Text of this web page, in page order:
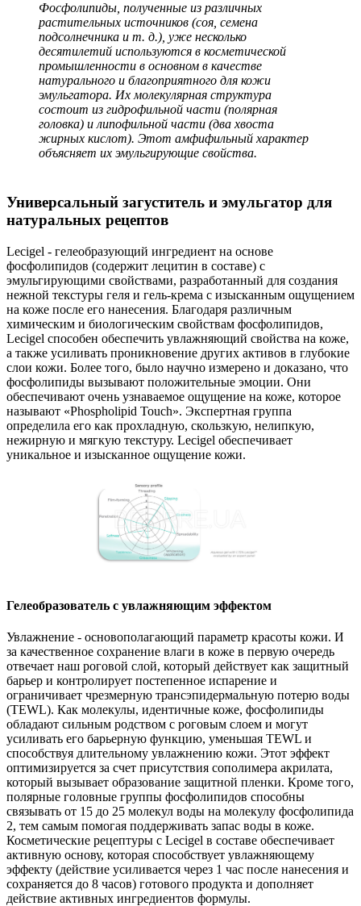
Фосфолипиды, полученные из различных
растительных источников (соя, семена
подсолнечника и т. д.), уже несколько
десятилетий используются в косметической
промышленности в основном в качестве
натурального и благоприятного для кожи
эмульгатора. Их молекулярная структура
состоит из гидрофильной части (полярная
головка) и липофильной части (два хвоста
жирных кислот). Этот амфифильный характер
объясняет их эмульгирующие свойства.
Универсальный загуститель и эмульгатор для
натуральных рецептов
Lecigel - гелеобразующий ингредиент на основе
фосфолипидов (содержит лецитин в составе) с
эмульгирующими свойствами, разработанный для создания
нежной текстуры геля и гель-крема с изысканным ощущением
на коже после его нанесения. Благодаря различным
химическим и биологическим свойствам фосфолипидов,
Lecigel способен обеспечить увлажняющий свойства на коже,
а также усиливать проникновение других активов в глубокие
слои кожи. Более того, было научно измерено и доказано, что
фосфолипиды вызывают положительные эмоции. Они
обеспечивают очень узнаваемое ощущение на коже, которое
называют «Phospholipid Touch». Экспертная группа
определила его как прохладную, скользкую, нелипкую,
нежирную и мягкую текстуру. Lecigel обеспечивает
уникальное и изысканное ощущение кожи.
Гелеобразователь с увлажняющим эффектом
Увлажнение - основополагающий параметр красоты кожи. И
за качественное сохранение влаги в коже в первую очередь
отвечает наш роговой слой, который действует как защитный
барьер и контролирует постепенное испарение и
ограничивает чрезмерную трансэпидермальную потерю воды
(TEWL). Как молекулы, идентичные коже, фосфолипиды
обладают сильным родством с роговым слоем и могут
усиливать его барьерную функцию, уменьшая TEWL и
способствуя длительному увлажнению кожи. Этот эффект
оптимизируется за счет присутствия сополимера акрилата,
который вызывает образование защитной пленки. Кроме того,
полярные головные группы фосфолипидов способны
связывать от 15 до 25 молекул воды на молекулу фосфолипида
2, тем самым помогая поддерживать запас воды в коже.
Косметические рецептуры с Lecigel в составе обеспечивает
активную основу, которая способствует увлажняющему
эффекту (действие усиливается через 1 час после нанесения и
сохраняется до 8 часов) готового продукта и дополняет
действие активных ингредиентов формулы.